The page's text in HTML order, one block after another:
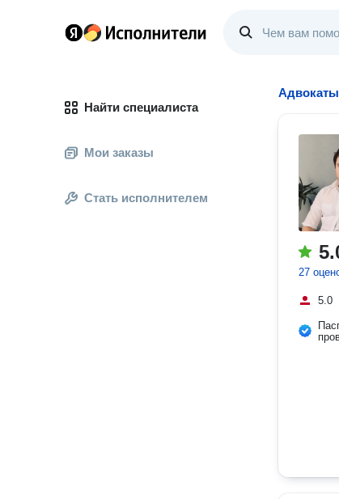
Найти специалиста
Мои заказы
Стать исполнителем
Адвокаты
27
5.0